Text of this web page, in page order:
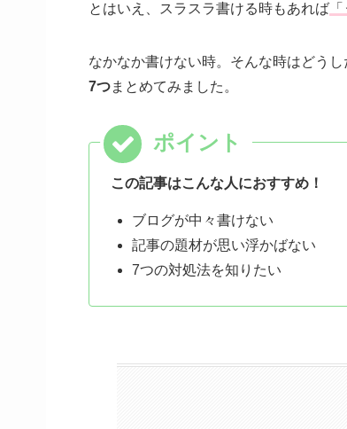
とはいえ、スラスラ書ける時もあれば
なかなか書けない時。そんな時はどう
7つまとめてみました。
この記事はこんな人におすすめ！
ブログが中々書けない
記事の題材が思い浮かばない
7つの対処法を知りたい